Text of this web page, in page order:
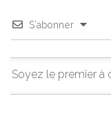
S’abonner